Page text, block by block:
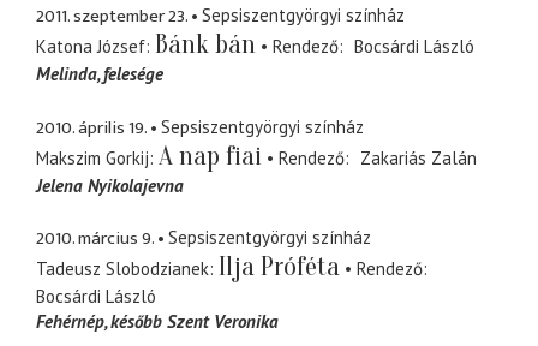
2011. szeptember 23.
Sepsiszentgyörgyi színház
Katona József Bánk bán Rendező
Bocsárdi László
Melinda felesége
2010. április 19.
Sepsiszentgyörgyi színház
Makszim Gorkij A nap fiai Rendező
Zakariás Zalán
Jelena Nyikolajevna
2010. március 9.
Sepsiszentgyörgyi színház
Tadeusz Slobodzianek Ilja Próféta
Rendező
Bocsárdi László
Fehérnép később Szent Veronika